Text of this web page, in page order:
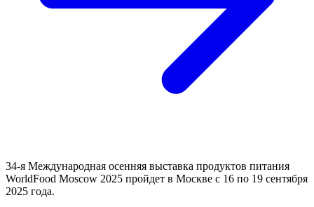
34-я Международная осенняя выставка продуктов питания
WorldFood Moscow 2025 пройдет в Москве с 16 по 19 сентября
2025 года.